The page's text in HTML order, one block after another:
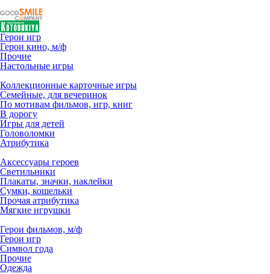
Герои игр
Герои кино, м/ф
Прочие
Настольные игры
Коллекционные карточные игры
Семейные, для вечеринок
По мотивам фильмов, игр, книг
В дорогу
Игры для детей
Головоломки
Атрибутика
Аксессуары героев
Светильники
Плакаты, значки, наклейки
Сумки, кошельки
Прочая атрибутика
Мягкие игрушки
Герои фильмов, м/ф
Герои игр
Символ года
Прочие
Одежда